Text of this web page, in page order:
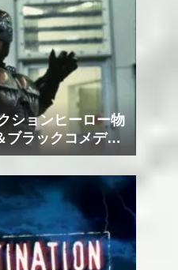
ションヒーロー物
ブラックコメデ